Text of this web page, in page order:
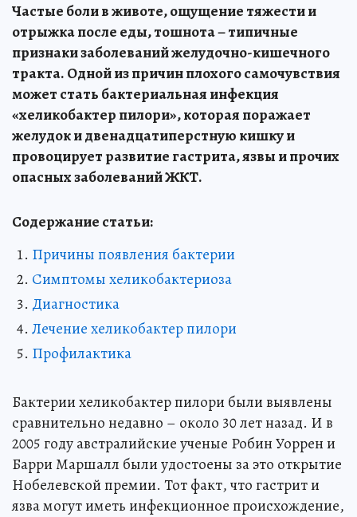
Частые боли в животе, ощущение тяжести и
отрыжка после еды, тошнота – типичные
признаки заболеваний желудочно-кишечного
тракта. Одной из причин плохого самочувствия
может стать бактериальная инфекция
«хеликобактер пилори», которая поражает
желудок и двенадцатиперстную кишку и
провоцирует развитие гастрита, язвы и прочих
опасных заболеваний ЖКТ.
Содержание статьи:
Причины появления бактерии
Симптомы хеликобактериоза
Диагностика
Лечение хеликобактер пилори
Профилактика
Бактерии хеликобактер пилори были выявлены
сравнительно недавно – около 30 лет назад. И в
2005 году австралийские ученые Робин Уоррен и
Барри Маршалл были удостоены за это открытие
Нобелевской премии. Тот факт, что гастрит и
язва могут иметь инфекционное происхождение,